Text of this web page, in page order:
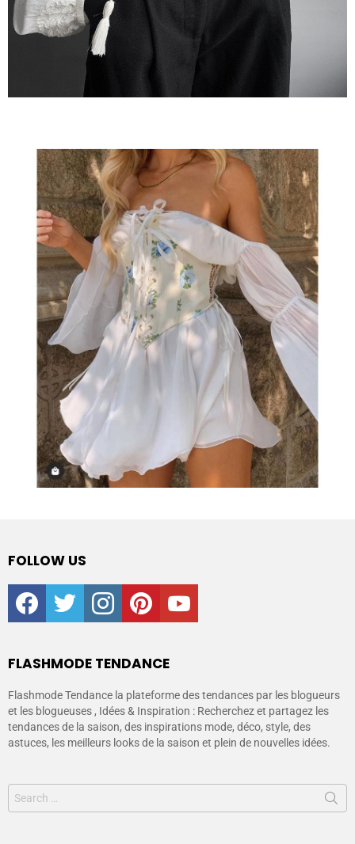
FOLLOW US
facebooktwitter instagrampinterestyoutube
FLASHMODE TENDANCE
Flashmode Tendance la plateforme des tendances par les blogueurs
et les blogueuses , Idées & Inspiration : Recherchez et partagez les
tendances de la saison, des inspirations mode, déco, style, des
astuces, les meilleurs looks de la saison et plein de nouvelles idées.